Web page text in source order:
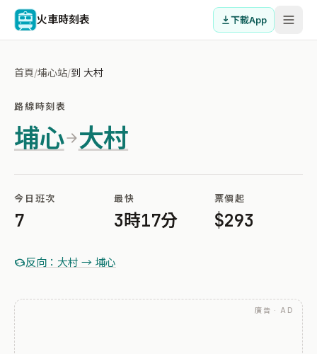
火車時刻表 下載App
首頁/埔心站/到 大村
路線時刻表
埔心 大村
今日班次
7
最快
3時17分
票價起
$293
反向：大村 → 埔心
廣告 · AD